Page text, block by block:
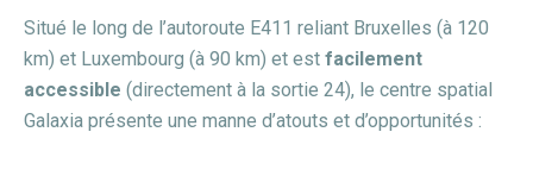
Situé le long de l’autoroute E411 reliant Bruxelles (à 120
km) et Luxembourg (à 90 km) et est facilement
accessible (directement à la sortie 24), le centre spatial
Galaxia présente une manne d’atouts et d’opportunités :